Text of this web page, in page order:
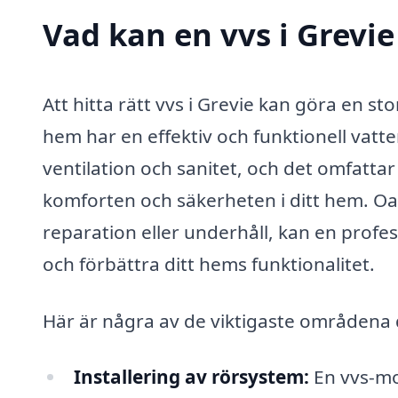
Vad kan en vvs i
Att hitta rätt vvs i Grevie kan göra en
hem har en effektiv och funktionell
ventilation och sanitet, och det
komforten och säkerheten i ditt hem.
reparation eller underhåll, kan en
och förbättra ditt hems funktionalitet.
Här är några av de viktigaste områdena
Installering av rörsystem: En vvs-